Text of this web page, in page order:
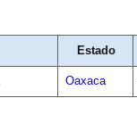
Estado
Oaxaca